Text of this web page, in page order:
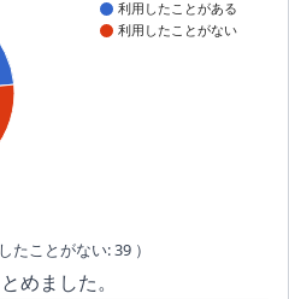
利用したことがある
利用したことがない
ことがない: 39 ）
めました。